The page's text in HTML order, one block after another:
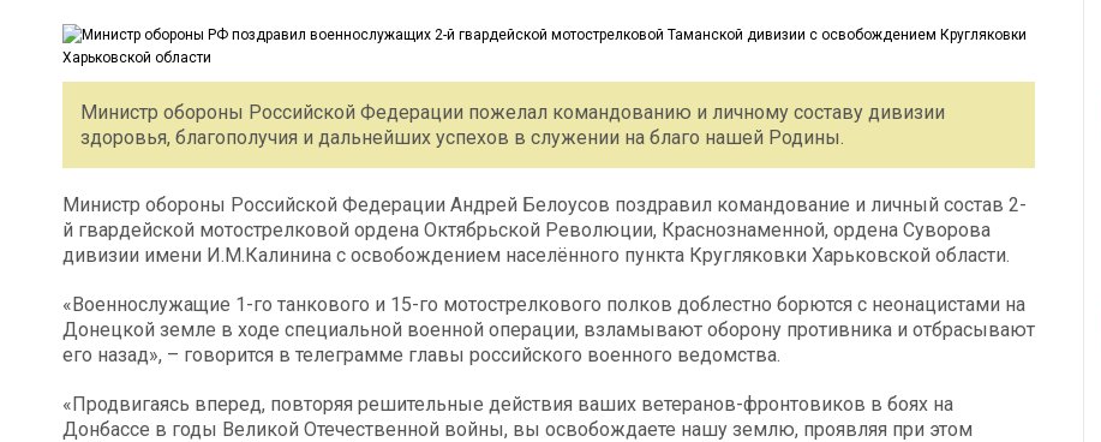
Министр обороны Российской Федерации пожелал командованию и личному составу дивизии
здоровья, благополучия и дальнейших успехов в служении на благо нашей Родины.
Министр обороны Российской Федерации Андрей Белоусов поздравил командование и личный состав 2-
й гвардейской мотострелковой ордена Октябрьской Революции, Краснознаменной, ордена Суворова
дивизии имени И.М.Калинина с освобождением населённого пункта Кругляковки Харьковской области.
«Военнослужащие 1-го танкового и 15-го мотострелкового полков доблестно борются с неонацистами на
Донецкой земле в ходе специальной военной операции, взламывают оборону противника и отбрасывают
его назад», – говорится в телеграмме главы российского военного ведомства.
«Продвигаясь вперед, повторяя решительные действия ваших ветеранов-фронтовиков в боях на
Донбассе в годы Великой Отечественной войны, вы освобождаете нашу землю, проявляя при этом